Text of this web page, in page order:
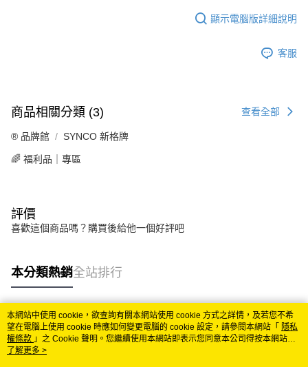
顯示電腦版詳細說明
客服
商品相關分類 (3) 查看全部
®️ 品牌館 SYNCO 新格牌
🌈 福利品｜專區
評價
喜歡這個商品嗎？購買後給他一個好評吧
本分類熱銷全站排行
熱門標籤
本網站中使用 cookie，欲查詢有關本網站使用 cookie 方式之詳情，及若您不希
望在電腦上使用 cookie 時應如何變更電腦的 cookie 設定，請參閱本網站「 隱私
權條款 」之 Cookie 聲明。您繼續使用本網站即表示您同意本公司得按本網站使
用條款之 Cookie 聲明使用 cookie。
了解更多 >